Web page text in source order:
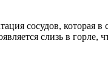
сосудов, которая
слизь в